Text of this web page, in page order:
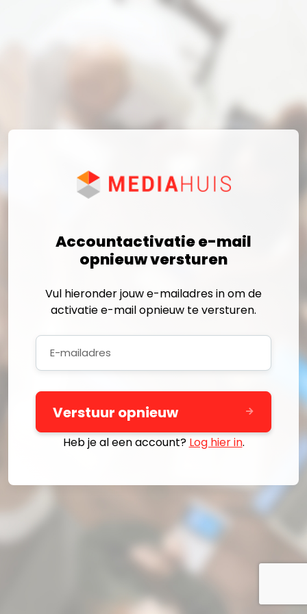
Accountactivatie e-mail
opnieuw versturen
Vul hieronder jouw e-mailadres in om de
activatie e-mail opnieuw te versturen.
mailadres
Verstuur opnieuw
Heb je al een account? Log hier in.